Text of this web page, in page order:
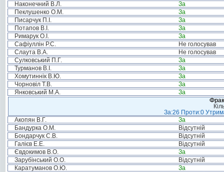
Наконечний В.Л.
За
Пеклушенко О.М.
За
Писарчук П.І.
За
Потапов В.І.
За
Римарук О.І.
За
Сафіуллін Р.С.
Не голосував
Слаута В.А.
Не голосував
Сулковський П.Г.
За
Турманов В.І.
За
Хомутиннік В.Ю.
За
Чорновіл Т.В.
За
Янковський М.А.
За
За:26 Проти:0
Акопян В.Г.
За
Бандурка О.М.
Відсутній
Бондарчук С.В.
Відсутній
Галієв Е.Е.
Відсутній
Євдокимов В.О.
За
Зарубінський О.О.
Відсутній
Каратуманов О.Ю.
За